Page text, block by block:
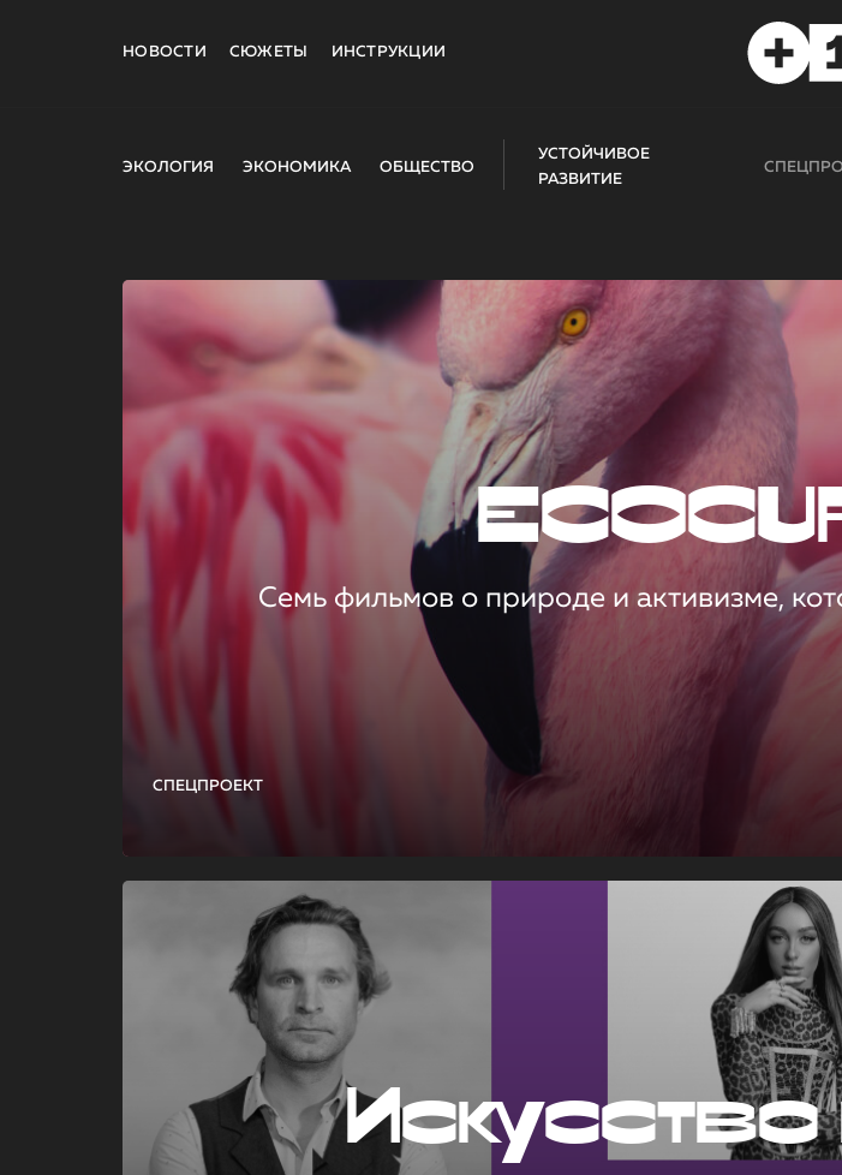
НОВОСТИ СЮЖЕТЫ ИНСТРУКЦИИ
ЭКОЛОГИЯ ЭКОНОМИКА ОБЩЕСТВО
УСТОЙЧИВОЕ
РАЗВИТИЕ
СПЕЦПРОЕКТ
Семь фильмов о природе и активизме,